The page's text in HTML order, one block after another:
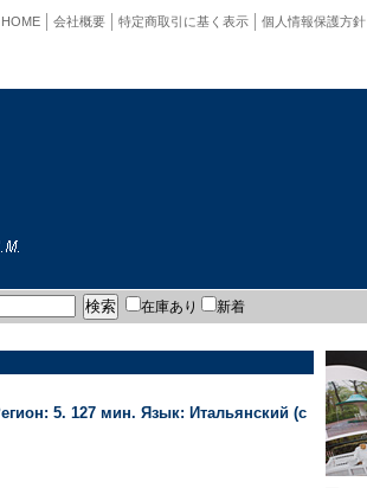
個人情報保護方針
特定商取引に基く表示
会社概要
HOME
在庫あり 新着
5. 127 мин. Язык: Итальянский (с